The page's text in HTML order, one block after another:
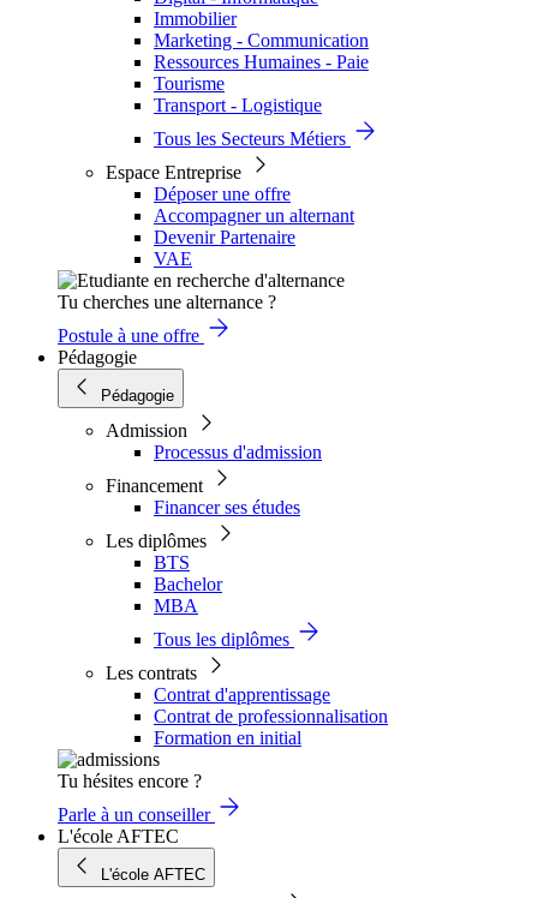
Immobilier
Marketing - Communication
Ressources Humaines - Paie
Tourisme
Transport - Logistique
Tous les Secteurs Métiers
Espace Entreprise
Déposer une offre
Accompagner un alternant
Devenir Partenaire
VAE
Tu cherches une alternance ?
Postule à une offre
Pédagogie
Pédagogie
Admission
Processus d'admission
Financement
Financer ses études
Les diplômes
BTS
Bachelor
MBA
Tous les diplômes
Les contrats
Contrat d'apprentissage
Contrat de professionnalisation
Formation en initial
Tu hésites encore ?
Parle à un conseiller
L'école AFTEC
L'école AFTEC